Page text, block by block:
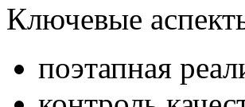
Ключевые
поэтапная